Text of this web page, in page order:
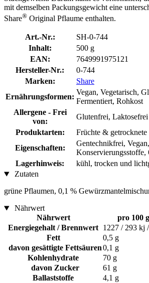
mit demselben Packungsgewicht eine
Share® Original Pflaume enthalten.
Art.-Nr.:
SH-0-744
Inhalt:
500 g
EAN:
7649991975121
Hersteller-Nr.:
0-744
Marken:
Share
Ernährungsformen:
Vegan, Vegetarisch,
Fermentiert, Rohkost
Allergene - Frei
von:
Glutenfrei, Laktosefrei
Produktarten:
Früchte & getrocknete
Eigenschaften:
Gentechnikfrei,
Lagerhinweis:
kühl, trocken und
Zutaten
grüne Pflaumen, 0,1 %
Nährwert
Nährwert
pro 100 g
Energiegehalt / Brennwert 1227 / 293 kj
Fett
0,5 g
davon gesättigte Fettsäuren0,1 g
Kohlenhydrate
70 g
davon Zucker
61 g
Ballaststoffe
4,1 g